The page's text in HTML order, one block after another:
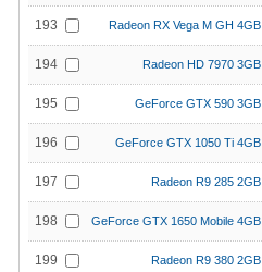
193 Radeon RX Vega M GH 4GB
194 Radeon HD 7970 3GB
195 GeForce GTX 590 3GB
196 GeForce GTX 1050 Ti 4GB
197 Radeon R9 285 2GB
198 GeForce GTX 1650 Mobile 4GB
199 Radeon R9 380 2GB